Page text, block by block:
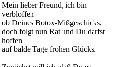
Mein lieber Freund, ich bin
verbloffen
ob Deines Botox-Mißgeschicks,
doch folgt nun Rat und Du darfst
hoffen
auf balde Tage frohen Glücks.